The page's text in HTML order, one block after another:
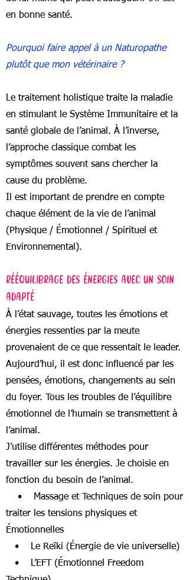
en bonne santé.
Pourquoi faire appel à un Naturopathe
plutôt que mon vétérinaire ?
Le traitement holistique traite la maladie
en stimulant le Système Immunitaire et la
santé globale de l’animal. À l’inverse,
l’approche classique combat les
symptômes souvent sans chercher la
cause du problème.
Il est important de prendre en compte
chaque élément de la vie de l’animal
(Physique / Émotionnel / Spirituel et
Environnemental).
RÉÉQUILIBRAGE DES ÉNERGIES AVEC UN SOIN
ADAPTÉ
À l’état sauvage, toutes les émotions et
énergies ressenties par la meute
provenaient de ce que ressentait le leader.
Aujourd’hui, il est donc influencé par les
pensées, émotions, changements au sein
du foyer. Tous les troubles de l’équilibre
émotionnel de l’humain se transmettent à
l’animal.
J’utilise différentes méthodes pour
travailler sur les énergies. Je choisie en
fonction du besoin de l’animal.
• Massage et Techniques de soin pour
traiter les tensions physiques et
Émotionnelles
• Le Reïki (Énergie de vie universelle)
• L’EFT (Émotionnel Freedom